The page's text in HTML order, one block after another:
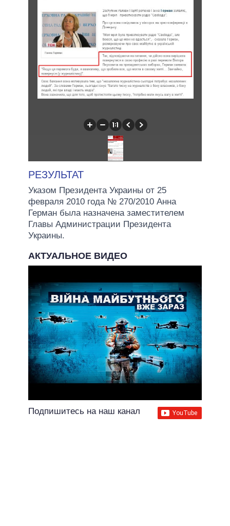
РЕЗУЛЬТАТ
Указом Президента Украины от 25
февраля 2010 года № 270/2010 Анна
Герман была назначена заместителем
Главы Администрации Президента
Украины.
АКТУАЛЬНОЕ ВИДЕО
Подпишитесь на наш канал